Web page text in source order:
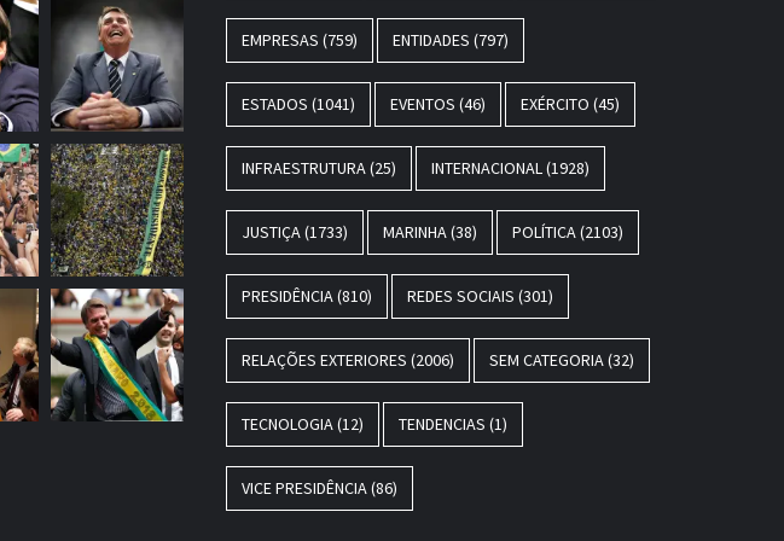
EMPRESAS (759) ENTIDADES (797)
ESTADOS (1041) EVENTOS (46) EXÉRCITO (45)
INFRAESTRUTURA (25) INTERNACIONAL (1928)
JUSTIÇA (1733) MARINHA (38) POLÍTICA (2103)
PRESIDÊNCIA (810) REDES SOCIAIS (301)
RELAÇÕES EXTERIORES (2006) SEM CATEGORIA (32)
TECNOLOGIA (12) TENDENCIAS (1)
VICE PRESIDÊNCIA (86)